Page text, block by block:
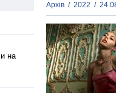
на
Архів / 2022 /